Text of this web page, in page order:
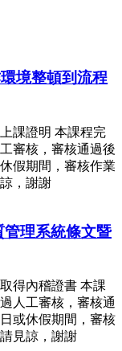
境整頓到流程
課證明 本課程完
審核，審核通過後
假期間，審核作業
，謝謝
管理系統條文暨
得內稽證書 本課
人工審核，審核通
或休假期間，審核
見諒，謝謝